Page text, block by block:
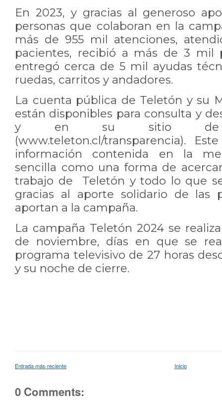
En 2023, y gracias al generoso
personas que colaboran en la
más de 955 mil atenciones,
pacientes, recibió a más de 3 mil
entregó cerca de 5 mil ayudas
ruedas, carritos y andadores.
La cuenta pública de Teletón y su
están disponibles para consulta y
y en su sitio de
(www.teleton.cl/transparencia).
información contenida en la
sencilla como una forma de
trabajo de Teletón y todo lo que
gracias al aporte solidario de las
aportan a la campaña.
La campaña Teletón 2024 se
de noviembre, días en que se
programa televisivo de 27 horas
y su noche de cierre.
Entrada más reciente Inicio
0 Comments: